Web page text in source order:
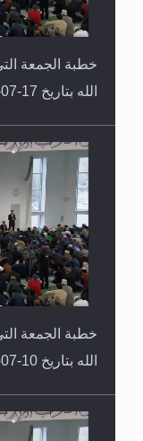
خطبة الجمعة
الله بتاريخ 17-07-2026
خطبة الجمعة
الله بتاريخ 10-07-2026